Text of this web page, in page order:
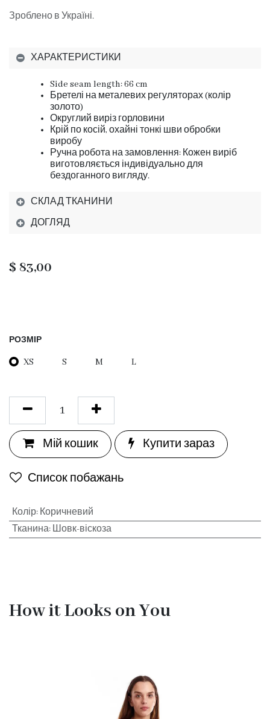
Зроблено в Україні.
ХАРАКТЕРИСТИКИ
Side seam length: 66 cm
Бретелі на металевих регуляторах (колір
золото)
Округлий виріз горловини
Крій по косій, охайні тонкі шви обробки
виробу
Ручна робота на замовлення: Кожен виріб
виготовляється індивідуально для
бездоганного вигляду.
СКЛАД ТКАНИНИ
ДОГЛЯД
$ 83,00
РОЗМІР
XS S M L
Мій кошик Купити зараз
Список побажань
Колір: Коричневий
Тканина: Шовк-віскоза
How it Looks on You